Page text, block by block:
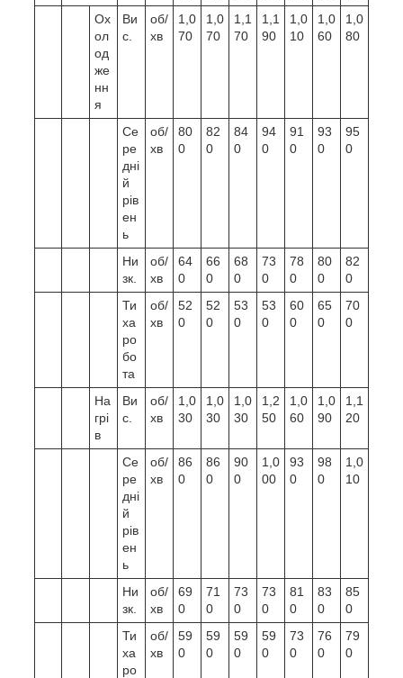
Ох
ол
од
же
нн
я
Ви
с.
об/
хв
1,0
70
1,0
70
1,1
70
1,1
90
1,0
10
1,0
60
1,0
80
Се
ре
дні
й
рів
ен
ь
об/
хв
80
0
82
0
84
0
94
0
91
0
93
0
95
0
Ни
зк.
об/
хв
64
0
66
0
68
0
73
0
78
0
80
0
82
0
Ти
ха
ро
бо
та
об/
хв
52
0
52
0
53
0
53
0
60
0
65
0
70
0
На
грі
в
Ви
с.
об/
хв
1,0
30
1,0
30
1,0
30
1,2
50
1,0
60
1,0
90
1,1
20
Се
ре
дні
й
рів
ен
ь
об/
хв
86
0
86
0
90
0
1,0
00
93
0
98
0
1,0
10
Ни
зк.
об/
хв
69
0
71
0
73
0
73
0
81
0
83
0
85
0
Ти
ха
ро
об/
хв
59
0
59
0
59
0
59
0
73
0
76
0
79
0